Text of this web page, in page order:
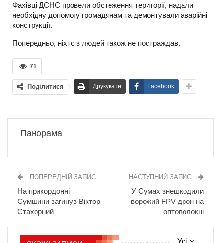
Фахівці ДСНС провели обстеження території, надали
необхідну допомогу громадянам та демонтували аварійні
конструкції.
Попередньо, ніхто з людей також не постраждав.
71
Поділитися Друкувати Facebook
Панорама
ПОПЕРЕДНІЙ ЗАПИС
На прикордонні
Сумщини загинув Віктор
Стахорний
НАСТУПНИЙ ЗАПИС
У Сумах знешкодили
ворожий FPV-дрон на
оптоволокні
Усі